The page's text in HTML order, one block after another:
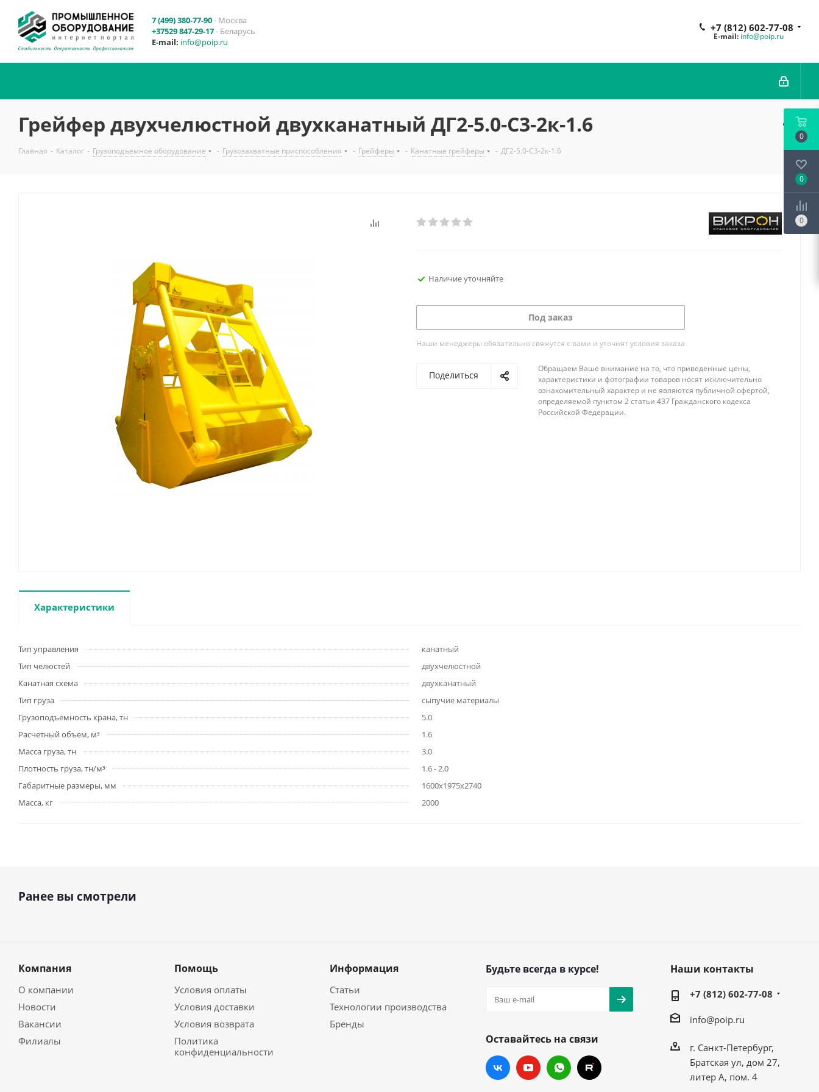
7 (499) 380-77-90- Москва
+37529 847-29-17- Беларусь
E-mail: info@poip.ru
+7 (812) 602-77-08
E-mail: info@poip.ru
Грейфер двухчелюстной двухканатный ДГ2-5.0-С3-2к-1.6
Главная - Каталог - Грузоподъемное оборудование - Грузозахватные приспособления - Грейферы - Канатные грейферы - ДГ2-5.0-С3-2к-1.6
Наличие уточняйте
Под заказ
Наши менеджеры обязательно свяжутся с вами и уточнят условия заказа
Поделиться
Обращаем Ваше внимание на то, что приведенные цены,
характеристики и фотографии товаров носят исключительно
ознакомительный характер и не являются публичной офертой,
определяемой пунктом 2 статьи 437 Гражданского кодекса
Российской Федерации.
Характеристики
Тип управления
канатный
Тип челюстей
двухчелюстной
Канатная схема
двухканатный
Тип груза
сыпучие материалы
Грузоподъемность крана, тн
5.0
Расчетный объем, м³
1.6
Масса груза, тн
3.0
Плотность груза, тн/м³
1.6 - 2.0
Габаритные размеры, мм
1600х1975х2740
Масса, кг
2000
Ранее вы смотрели
Компания
О компании
Новости
Вакансии
Филиалы
Помощь
Условия оплаты
Условия доставки
Условия возврата
Политика
конфиденциальности
Информация
Статьи
Технологии производства
Бренды
Будьте всегда в курсе!
Оставайтесь на связи
Наши контакты
+7 (812) 602-77-08
info@poip.ru
г. Санкт-Петербург,
Братская ул, дом 27,
литер А, пом. 4
0
0
0